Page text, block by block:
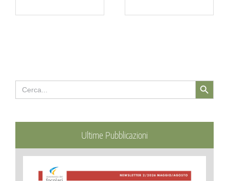
Search
for:
Search Button
Ultime Pubblicazioni